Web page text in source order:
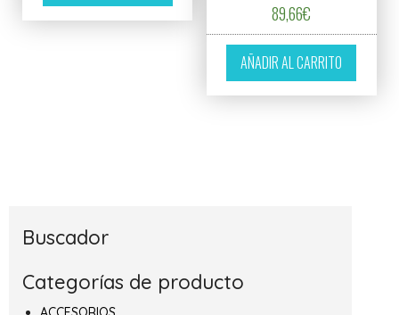
89,66€
AÑADIR AL CARRITO
Buscador
Categorías de producto